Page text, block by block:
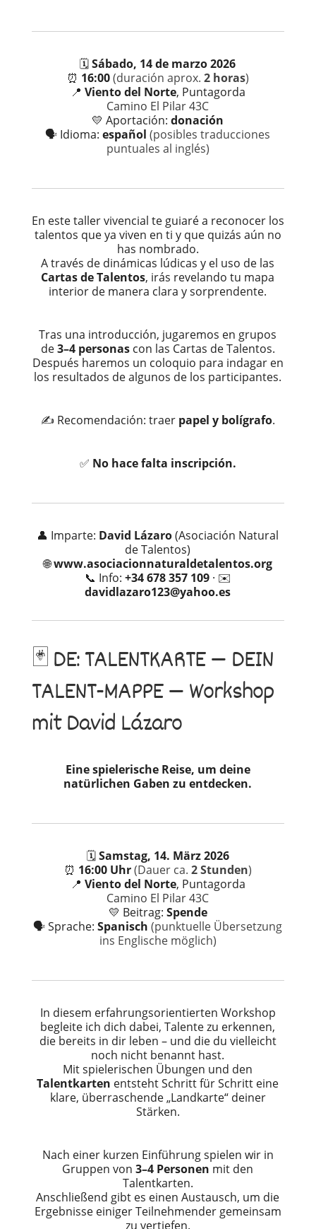
🗓️Sábado, 14 de marzo 2026
⏰ 16:00(duración aprox. 2 horas)
📍 Viento del Norte, Puntagorda
Camino El Pilar 43C
💛 Aportación:donación
🗣️ Idioma:español (posibles traducciones
puntuales al inglés)
En este taller vivencial te guiaré a reconocer los
talentos que ya viven en ti y que quizás aún no
has nombrado.
A través de dinámicas lúdicas y el uso de las
Cartas de Talentos, irás revelando tu mapa
interior de manera clara y sorprendente.
Tras una introducción, jugaremos en grupos
de3–4 personascon las Cartas de Talentos.
Después haremos un coloquio para indagar en
los resultados de algunos de los participantes.
✍️ Recomendación: traer papel y bolígrafo.
✅ No hace falta inscripción.
👤 Imparte: David Lázaro(Asociación Natural
de Talentos)
🌐www.asociacionnaturaldetalentos.org
📞 Info: +34 678 357 109· ✉️
davidlazaro123@yahoo.es
🃏 DE: TALENTKARTE — DEIN
TALENT-MAPPE — Workshop
mit David Lázaro
Eine spielerische Reise, um deine
natürlichen Gaben zu entdecken.
🗓️Samstag, 14. März 2026
⏰ 16:00 Uhr(Dauer ca. 2 Stunden)
📍 Viento del Norte, Puntagorda
Camino El Pilar 43C
💛 Beitrag: Spende
🗣️ Sprache:Spanisch (punktuelle Übersetzung
ins Englische möglich)
In diesem erfahrungsorientierten Workshop
begleite ich dich dabei, Talente zu erkennen,
die bereits in dir leben – und die du vielleicht
noch nicht benannt hast.
Mit spielerischen Übungen und den
Talentkarten entsteht Schritt für Schritt eine
klare, überraschende „Landkarte“ deiner
Stärken.
Nach einer kurzen Einführung spielen wir in
Gruppen von3–4 Personen mit den
Talentkarten.
Anschließend gibt es einen Austausch, um die
Ergebnisse einiger Teilnehmender gemeinsam
zu vertiefen.